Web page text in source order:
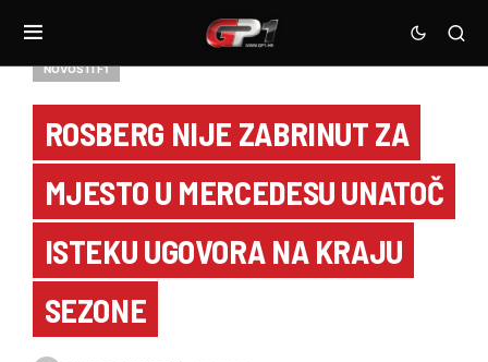
NOVOSTI F1
ROSBERG NIJE ZABRINUT ZA
MJESTO U MERCEDESU UNATOČ
ISTEKU UGOVORA NA KRAJU
SEZONE